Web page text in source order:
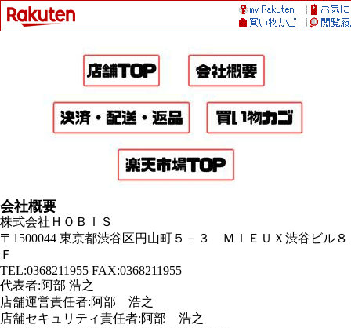
会社概要
株式会社ＨＯＢＩＳ
〒1500044 東京都渋谷区円山町５－３ ＭＩＥＵＸ渋谷ビル８
Ｆ
TEL:0368211955 FAX:0368211955
代表者:阿部 浩之
店舗運営責任者:阿部 浩之
店舗セキュリティ責任者:阿部 浩之